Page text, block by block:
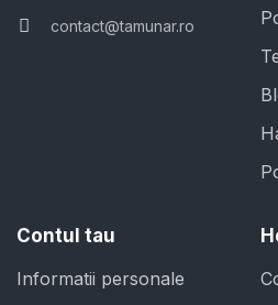
contact@tamunar.ro
Contul tau
Informatii personale